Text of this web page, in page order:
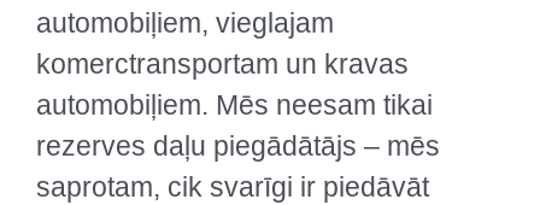
automobiļiem, vieglajam
komerctransportam un kravas
automobiļiem. Mēs neesam tikai
rezerves daļu piegādātājs – mēs
saprotam, cik svarīgi ir piedāvāt